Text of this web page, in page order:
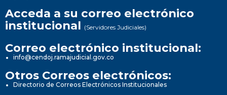
Acceda a su correo electrónico
institucional (Servidores Judiciales)
Correo electrónico institucional:
info@cendoj.ramajudicial.gov.co
Otros Correos electrónicos:
Directorio de Correos Electrónicos Institucionales